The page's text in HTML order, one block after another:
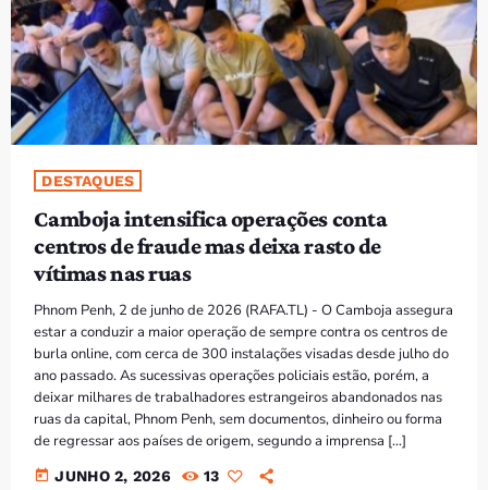
CONTACTOS
PORTUGUÊS keyboard_arrow_down
TÉTUM
PORTUGUÊS
PRÓXIMOS PROGRAMAS
DESTAQUES
Camboja intensifica operações conta
centros de fraude mas deixa rasto de
vítimas nas ruas
Phnom Penh, 2 de junho de 2026 (RAFA.TL) - O Camboja assegura
estar a conduzir a maior operação de sempre contra os centros de
burla online, com cerca de 300 instalações visadas desde julho do
ano passado. As sucessivas operações policiais estão, porém, a
deixar milhares de trabalhadores estrangeiros abandonados nas
ruas da capital, Phnom Penh, sem documentos, dinheiro ou forma
de regressar aos países de origem, segundo a imprensa […]
today JUNHO 2, 2026 13